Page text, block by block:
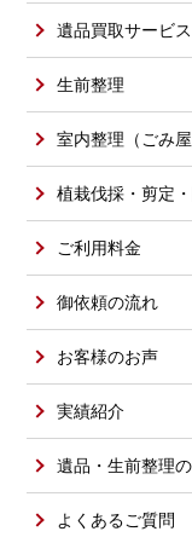
遺品買取サービス
生前整理
室内整理（ごみ屋
植栽伐採・剪定
ご利用料金
御依頼の流れ
お客様のお声
実績紹介
遺品・生前整理
よくあるご質問